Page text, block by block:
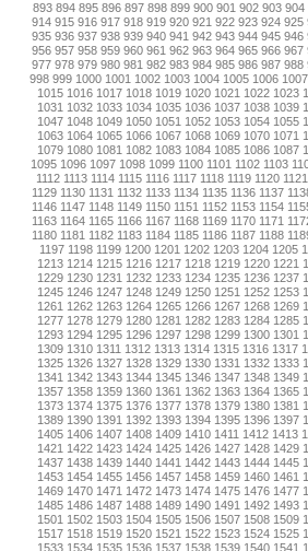
893 894 895 896 897 898 899 900 901 902 903 904
914 915 916 917 918 919 920 921 922 923 924 925
935 936 937 938 939 940 941 942 943 944 945 946
956 957 958 959 960 961 962 963 964 965 966 967
977 978 979 980 981 982 983 984 985 986 987 988
998 999 1000 1001 1002 1003 1004 1005 1006 1007
1015 1016 1017 1018 1019 1020 1021 1022 1023
1031 1032 1033 1034 1035 1036 1037 1038 1039
1047 1048 1049 1050 1051 1052 1053 1054 1055
1063 1064 1065 1066 1067 1068 1069 1070 1071
1079 1080 1081 1082 1083 1084 1085 1086 1087
1095 1096 1097 1098 1099 1100 1101 1102 1103
1112 1113 1114 1115 1116 1117 1118 1119 1120 1121
1129 1130 1131 1132 1133 1134 1135 1136 1137
1146 1147 1148 1149 1150 1151 1152 1153 1154
1163 1164 1165 1166 1167 1168 1169 1170 1171
1180 1181 1182 1183 1184 1185 1186 1187 1188
1197 1198 1199 1200 1201 1202 1203 1204 1205
1213 1214 1215 1216 1217 1218 1219 1220 1221
1229 1230 1231 1232 1233 1234 1235 1236 1237
1245 1246 1247 1248 1249 1250 1251 1252 1253
1261 1262 1263 1264 1265 1266 1267 1268 1269
1277 1278 1279 1280 1281 1282 1283 1284 1285
1293 1294 1295 1296 1297 1298 1299 1300 1301
1309 1310 1311 1312 1313 1314 1315 1316 1317
1325 1326 1327 1328 1329 1330 1331 1332 1333
1341 1342 1343 1344 1345 1346 1347 1348 1349
1357 1358 1359 1360 1361 1362 1363 1364 1365
1373 1374 1375 1376 1377 1378 1379 1380 1381
1389 1390 1391 1392 1393 1394 1395 1396 1397
1405 1406 1407 1408 1409 1410 1411 1412 1413
1421 1422 1423 1424 1425 1426 1427 1428 1429
1437 1438 1439 1440 1441 1442 1443 1444 1445
1453 1454 1455 1456 1457 1458 1459 1460 1461
1469 1470 1471 1472 1473 1474 1475 1476 1477
1485 1486 1487 1488 1489 1490 1491 1492 1493
1501 1502 1503 1504 1505 1506 1507 1508 1509
1517 1518 1519 1520 1521 1522 1523 1524 1525
1533 1534 1535 1536 1537 1538 1539 1540 1541